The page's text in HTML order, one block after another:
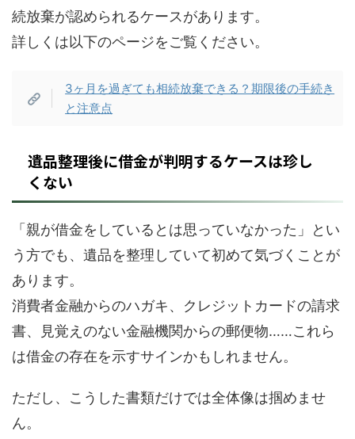
続放棄が認められるケースがあります。
詳しくは以下のページをご覧ください。
3ヶ月を過ぎても相続放棄できる？期限後の手続き
と注意点
遺品整理後に借金が判明するケースは珍し
くない
「親が借金をしているとは思っていなかった」とい
う方でも、遺品を整理していて初めて気づくことが
あります。
消費者金融からのハガキ、クレジットカードの請求
書、見覚えのない金融機関からの郵便物……これら
は借金の存在を示すサインかもしれません。
ただし、こうした書類だけでは全体像は掴めませ
ん。